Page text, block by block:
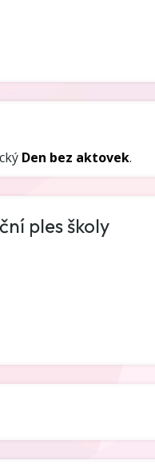
Den bez aktovek.
ples školy